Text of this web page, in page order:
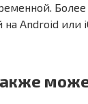
на Android